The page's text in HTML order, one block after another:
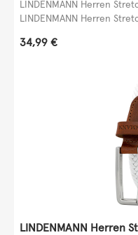
LINDENMANN Herren
LINDENMANN Herren
Regulärer Preis:
34,99 €
LINDENMANN Herren